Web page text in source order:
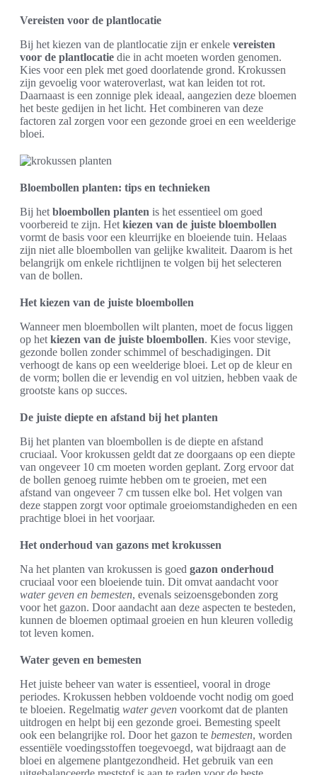
Vereisten voor de plantlocatie
Bij het kiezen van de plantlocatie zijn er enkele vereisten
voor de plantlocatie die in acht moeten worden genomen.
Kies voor een plek met goed doorlatende grond. Krokussen
zijn gevoelig voor wateroverlast, wat kan leiden tot rot.
Daarnaast is een zonnige plek ideaal, aangezien deze bloemen
het beste gedijen in het licht. Het combineren van deze
factoren zal zorgen voor een gezonde groei en een weelderige
bloei.
Bloembollen planten: tips en technieken
Bij het bloembollen planten is het essentieel om goed
voorbereid te zijn. Het kiezen van de juiste bloembollen
vormt de basis voor een kleurrijke en bloeiende tuin. Helaas
zijn niet alle bloembollen van gelijke kwaliteit. Daarom is het
belangrijk om enkele richtlijnen te volgen bij het selecteren
van de bollen.
Het kiezen van de juiste bloembollen
Wanneer men bloembollen wilt planten, moet de focus liggen
op het kiezen van de juiste bloembollen. Kies voor stevige,
gezonde bollen zonder schimmel of beschadigingen. Dit
verhoogt de kans op een weelderige bloei. Let op de kleur en
de vorm; bollen die er levendig en vol uitzien, hebben vaak de
grootste kans op succes.
De juiste diepte en afstand bij het planten
Bij het planten van bloembollen is de diepte en afstand
cruciaal. Voor krokussen geldt dat ze doorgaans op een diepte
van ongeveer 10 cm moeten worden geplant. Zorg ervoor dat
de bollen genoeg ruimte hebben om te groeien, met een
afstand van ongeveer 7 cm tussen elke bol. Het volgen van
deze stappen zorgt voor optimale groeiomstandigheden en een
prachtige bloei in het voorjaar.
Het onderhoud van gazons met krokussen
Na het planten van krokussen is goed gazon onderhoud
cruciaal voor een bloeiende tuin. Dit omvat aandacht voor
water geven en bemesten, evenals seizoensgebonden zorg
voor het gazon. Door aandacht aan deze aspecten te besteden,
kunnen de bloemen optimaal groeien en hun kleuren volledig
tot leven komen.
Water geven en bemesten
Het juiste beheer van water is essentieel, vooral in droge
periodes. Krokussen hebben voldoende vocht nodig om goed
te bloeien. Regelmatig water geven voorkomt dat de planten
uitdrogen en helpt bij een gezonde groei. Bemesting speelt
ook een belangrijke rol. Door het gazon te bemesten, worden
essentiële voedingsstoffen toegevoegd, wat bijdraagt aan de
bloei en algemene plantgezondheid. Het gebruik van een